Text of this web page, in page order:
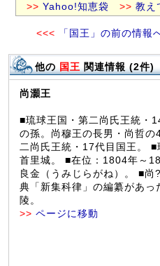
>> Yahoo!知恵袋 >> 教え
<<< 「国王」の前の情報
他の 国王 関連情報 (2件)
尚灝王
■琉球王国・第二尚氏王統・
の孫。尚穆王の長男・尚哲
二尚氏王統・17代目国王。
首里城。 ■在位：1804年～
良金（うみじらがね）。 ■尚
典「新集科律」の編纂があっ
陵。
>> ページに移動